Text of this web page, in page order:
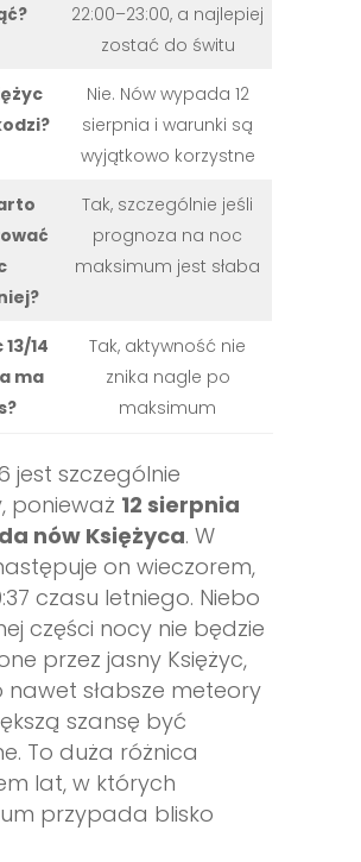
22:00–23:00, a najlepiej
zostać do świtu
Nie. Nów wypada 12
sierpnia i warunki są
wyjątkowo korzystne
Tak, szczególnie jeśli
prognoza na noc
maksimum jest słaba
14
ma
Tak, aktywność nie
znika nagle po
maksimum
jest szczególnie
ponieważ 12 sierpnia
nów Księżyca. W
on wieczorem,
czasu letniego. Niebo
części nocy nie będzie
przez jasny Księżyc,
słabsze meteory
szansę być
To duża różnica
lat, w których
przypada blisko